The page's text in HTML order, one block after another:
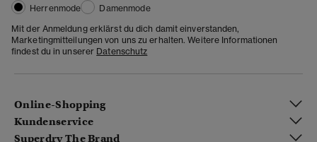
Herrenmode
Damenmode
Mit der Anmeldung erklärst du dich damit einverstanden,
Marketingmitteilungen von uns zu erhalten. Weitere Informationen
findest du in unserer Datenschutz
Online-Shopping
Kundenservice
Superdry The Brand